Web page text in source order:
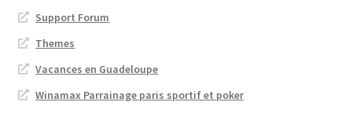
Support Forum
Themes
Vacances en Guadeloupe
Winamax Parrainage paris sportif et poker